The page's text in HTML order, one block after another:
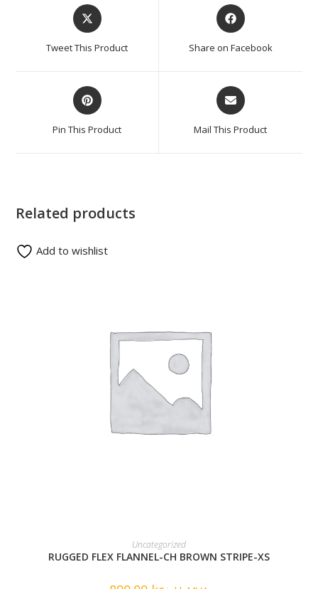
Tweet This Product Share on Facebook
Pin This Product Mail This Product
Related products
READ MORE
Uncategorized
RUGGED FLEX FLANNEL-CH BROWN STRIPE-XS
Add to wishlist